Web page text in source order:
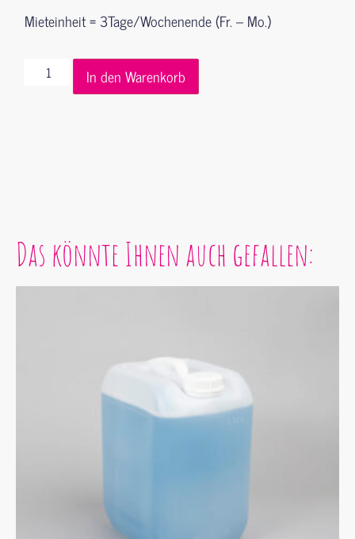
Mieteinheit = 3Tage/Wochenende (Fr. – Mo.)
In den Warenkorb
Das könnte Ihnen auch gefallen: